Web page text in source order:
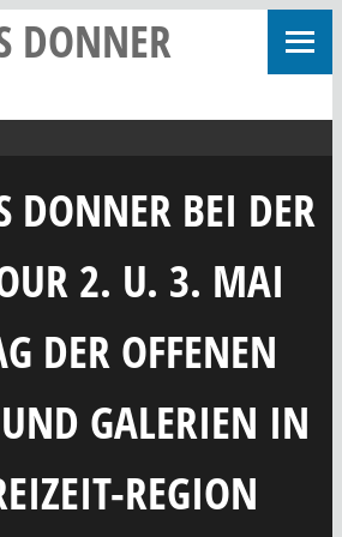
DONNER
DONNER BEI DER
2. U. 3. MAI
DER OFFENEN
GALERIEN IN
REGION